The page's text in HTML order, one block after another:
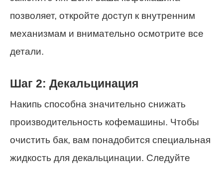
позволяет, откройте доступ к внутренним
механизмам и внимательно осмотрите все
детали.
Шаг 2: Декальцинация
Накипь способна значительно снижать
производительность кофемашины. Чтобы
очистить бак, вам понадобится специальная
жидкость для декальцинации. Следуйте